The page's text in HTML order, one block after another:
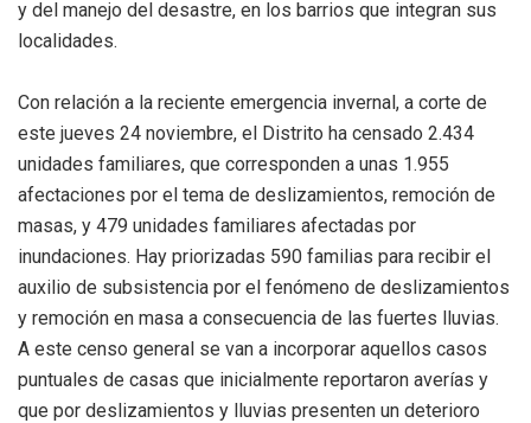
y del manejo del desastre, en los barrios que integran sus
localidades.
Con relación a la reciente emergencia invernal, a corte de
este jueves 24 noviembre, el Distrito ha censado 2.434
unidades familiares, que corresponden a unas 1.955
afectaciones por el tema de deslizamientos, remoción de
masas, y 479 unidades familiares afectadas por
inundaciones. Hay priorizadas 590 familias para recibir el
auxilio de subsistencia por el fenómeno de deslizamientos
y remoción en masa a consecuencia de las fuertes lluvias.
A este censo general se van a incorporar aquellos casos
puntuales de casas que inicialmente reportaron averías y
que por deslizamientos y lluvias presenten un deterioro